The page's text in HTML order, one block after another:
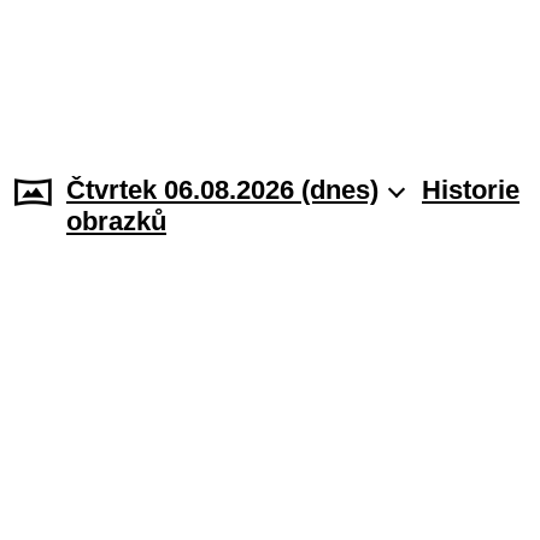
Čtvrtek 06.08.2026 (dnes)
Historie
obrazků